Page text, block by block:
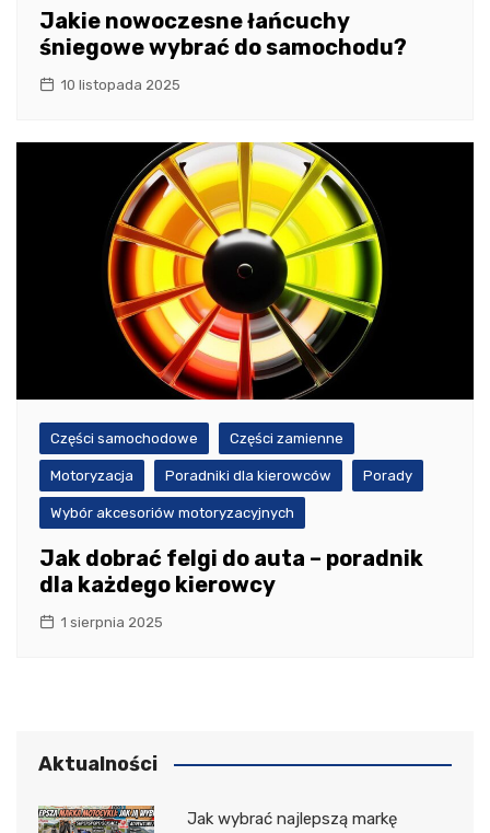
Jakie nowoczesne łańcuchy
śniegowe wybrać do samochodu?
10 listopada 2025
Części samochodowe Części zamienne
Motoryzacja Poradniki dla kierowców Porady
Wybór akcesoriów motoryzacyjnych
Jak dobrać felgi do auta – poradnik
dla każdego kierowcy
1 sierpnia 2025
Aktualności
Jak wybrać najlepszą markę